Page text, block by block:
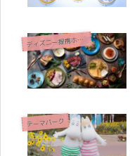
デ
ィズニー提携ホテル
テーマパーク